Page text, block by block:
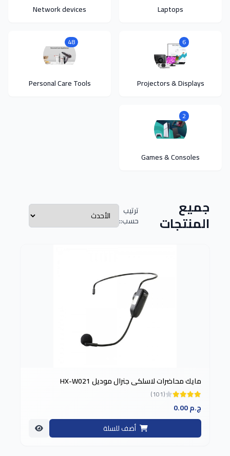
Laptops
Network devices
6
Projectors & Displays
48
Personal Care Tools
2
Games & Consoles
جميع
المنتجات
ترتيب
حسب::
مايك محاضرات لاسلكي جنرال موديل HX-W021
(101)
0.00 ج.م
أضف للسلة